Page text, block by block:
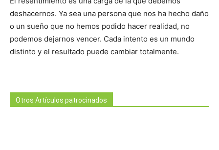
deshacernos. Ya sea una persona que nos ha hecho daño
o un sueño que no hemos podido hacer realidad, no
podemos dejarnos vencer. Cada intento es un mundo
distinto y el resultado puede cambiar totalmente.
Otros Artículos patrocinados